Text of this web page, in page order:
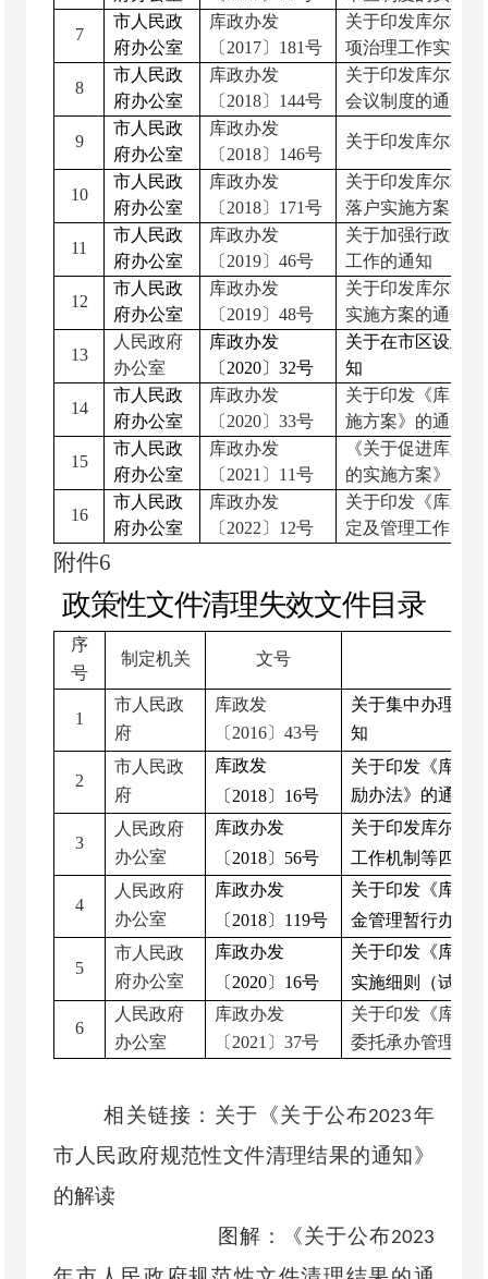
7
市人民政
府办公室
库政办发
〔 2017〕 181号
关于印发库尔勒
项治理工作实施
8
市人民政
府办公室
库政办发
〔 2018〕 144号
关于印发库尔勒
会议制度的通知
9
市人民政
府办公室
库政办发
〔 2018〕 146号
关于印发库尔勒
10
市人民政
府办公室
库政办发
〔 2018〕 171号
关于印发库尔勒
落户实施方案的通
11
市人民政
府办公室
库政办发
〔 2019〕 46号
关于加强行政规
工作的通知
12
市人民政
府办公室
库政办发
〔 2019〕 48号
关于印发库尔勒
实施方案的通知
13
人民政府
办公室
库政办发
〔 2020〕 32号
关于在市区设立
知
14
市人民政
府办公室
库政办发
〔 2020〕 33号
关于印发《库尔
施方案》的通知
15
市人民政
府办公室
库政办发
〔 2021 〕 11号
《关于促进库尔
的实施方案》
16
市人民政
府办公室
库政办发
〔 2022 〕 12号
关于印发《库尔
定及管理工作实
附件6
政策性文件清理失效文件目录
序
号
制定机关 文号
1
市人民政
府
库政发
〔 2016〕 43号
关于集中办理地
知
2
市人民政
府
库政发
〔 2018〕 16号
关于印发《库尔
励办法》的通知
3
人民政府
办公室
库政办发
〔 2018〕 56号
关于印发库尔勒
工作机制等四个
4
人民政府
办公室
库政办发
〔 2018〕 119号
关于印发《库尔
金管理暂行办法
5
市人民政
府办公室
库政办发
〔 2020〕 16号
关于印发《库尔
实施细则（试行
6
人民政府
办公室
库政办发
〔 2021 〕 37号
关于印发《库尔
委托承办管理实
相关链接： 关于《关于公布2023年
市人民政府规范性文件清理结果的通知》
的解读
图解：《关于公布2023